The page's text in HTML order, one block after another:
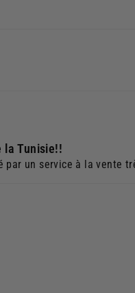
la Tunisie!!
par un service à la vente